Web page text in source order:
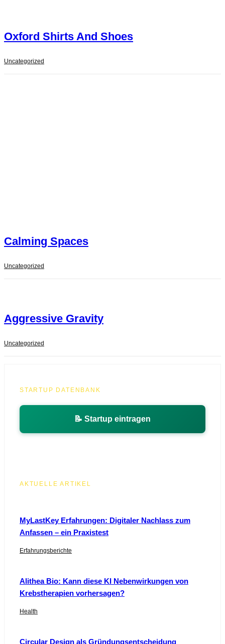
Oxford Shirts And Shoes
Uncategorized
Calming Spaces
Uncategorized
Aggressive Gravity
Uncategorized
STARTUP DATENBANK
📝 Startup eintragen
AKTUELLE ARTIKEL
MyLastKey Erfahrungen: Digitaler Nachlass zum
Anfassen – ein Praxistest
Erfahrungsberichte
Alithea Bio: Kann diese KI Nebenwirkungen von
Krebstherapien vorhersagen?
Health
Circular Design als Gründungsentscheidung